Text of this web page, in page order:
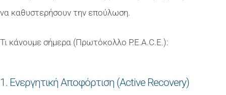
να καθυστερήσουν την επούλωση.
Τι κάνουμε σήμερα (Πρωτόκολλο P.E.A.C.E.):
1. Ενεργητική Αποφόρτιση (Active Recovery)